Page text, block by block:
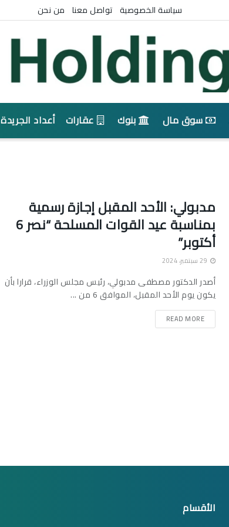
سياسة الخصوصية تواصل معنا من نحن
سوق مال بنوك عقارات أعداد الجريدة
مدبولي: الأحد المقبل إجازة رسمية
بمناسبة عيد القوات المسلحة “نصر 6
أكتوبر”
أصدر الدكتور مصطفى مدبولي، رئيس مجلس الوزراء، قرارا بأن
يكون يوم الأحد المقبل، الموافق 6 من ...
READ MORE
الأقسام